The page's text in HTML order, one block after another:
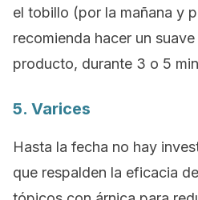
el tobillo (por la mañana y
recomienda hacer un
producto, durante 3 o 5
5. Varices
Hasta la fecha no hay
que respalden la eficacia